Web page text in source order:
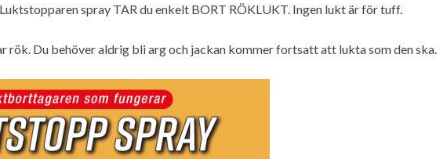
spray TAR du enkelt BORT RÖKLUKT. Ingen lukt är för tuff.
rök. Du behöver aldrig bli arg och jackan kommer fortsatt att lukta som den ska.